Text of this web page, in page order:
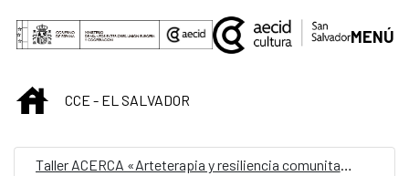
Saltar al contenido principal
MENÚ
INICIOCCE - EL SALVADOR